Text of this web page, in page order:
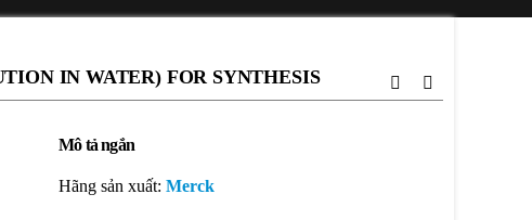
IN WATER) FOR SYNTHESIS
Mô tả ngắn
Hãng sản xuất: Merck